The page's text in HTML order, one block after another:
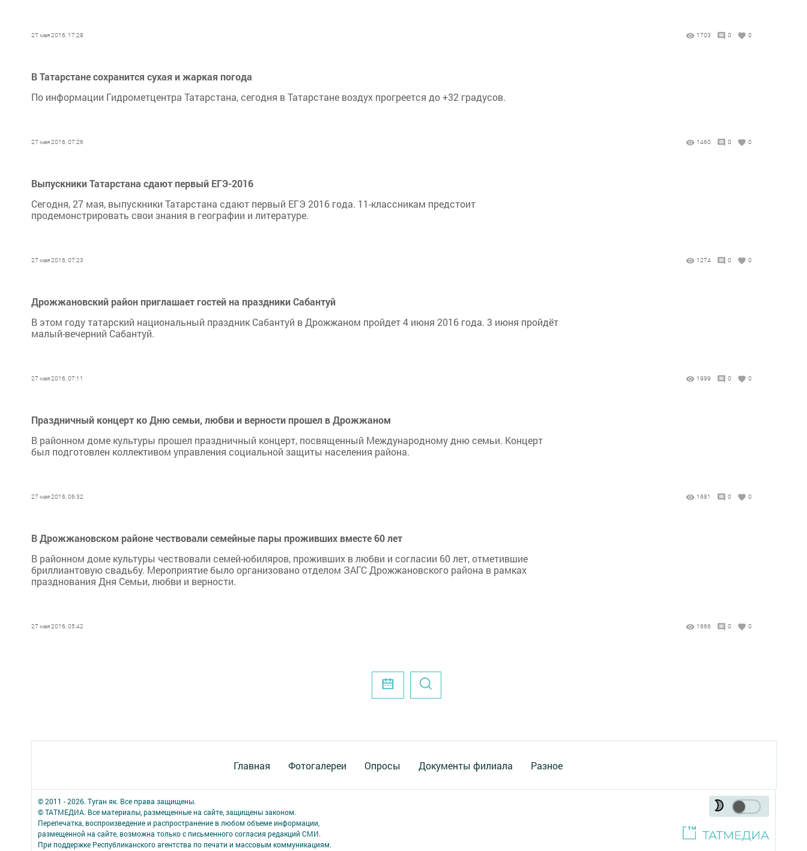
27 мая 2016, 17:28 1703 0 0
В Татарстане сохранится сухая и жаркая погода
По информации Гидрометцентра Татарстана, сегодня в Татарстане воздух прогреется до +32 градусов.
27 мая 2016, 07:26 1460 0 0
Выпускники Татарстана сдают первый ЕГЭ-2016
Сегодня, 27 мая, выпускники Татарстана сдают первый ЕГЭ 2016 года. 11-классникам предстоит
продемонстрировать свои знания в географии и литературе.
27 мая 2016, 07:23 1274 0 0
Дрожжановский район приглашает гостей на праздники Сабантуй
В этом году татарский национальный праздник Сабантуй в Дрожжаном пройдет 4 июня 2016 года. 3 июня пройдёт
малый-вечерний Сабантуй.
27 мая 2016, 07:11 1999 0 0
Праздничный концерт ко Дню семьи, любви и верности прошел в Дрожжаном
В районном доме культуры прошел праздничный концерт, посвященный Международному дню семьи. Концерт
был подготовлен коллективом управления социальной защиты населения района.
27 мая 2016, 06:32 1681 0 0
В Дрожжановском районе чествовали семейные пары проживших вместе 60 лет
В районном доме культуры чествовали семей-юбиляров, проживших в любви и согласии 60 лет, отметившие
бриллиантовую свадьбу. Мероприятие было организовано отделом ЗАГС Дрожжановского района в рамках
празднования Дня Семьи, любви и верности.
27 мая 2016, 05:42 1666 0 0
Главная Фотогалереи Опросы Документы филиала Разное
© 2011 - 2026. Туган як. Все права защищены.
© ТАТМЕДИА. Все материалы, размещенные на сайте, защищены законом.
Перепечатка, воспроизведение и распространение в любом объеме информации,
размещенной на сайте, возможна только с письменного согласия редакций СМИ.
При поддержке Республиканского агентства по печати и массовым коммуникациям.